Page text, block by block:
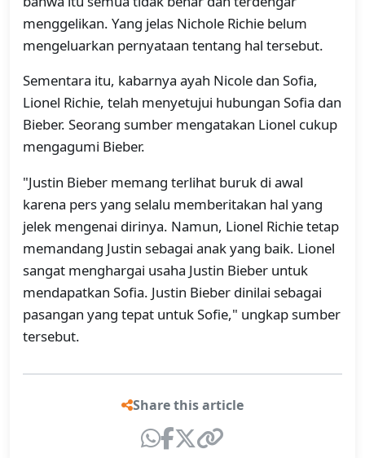
menggelikan. Yang jelas Nichole Richie belum
mengeluarkan pernyataan tentang hal tersebut.
Sementara itu, kabarnya ayah Nicole dan Sofia,
Lionel Richie, telah menyetujui hubungan Sofia dan
Bieber. Seorang sumber mengatakan Lionel cukup
mengagumi Bieber.
"Justin Bieber memang terlihat buruk di awal
karena pers yang selalu memberitakan hal yang
jelek mengenai dirinya. Namun, Lionel Richie tetap
memandang Justin sebagai anak yang baik. Lionel
sangat menghargai usaha Justin Bieber untuk
mendapatkan Sofia. Justin Bieber dinilai sebagai
pasangan yang tepat untuk Sofie," ungkap sumber
tersebut.
Share this article